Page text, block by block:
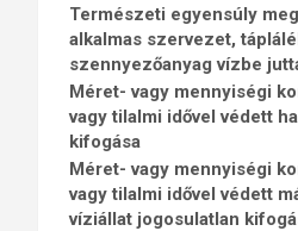
Természeti egyensúly
alkalmas szervezet,
szennyezőanyag vízbe
Méret- vagy mennyiségi
vagy tilalmi idővel védett
kifogása
Méret- vagy mennyiségi
vagy tilalmi idővel védett
víziállat jogosulatlan